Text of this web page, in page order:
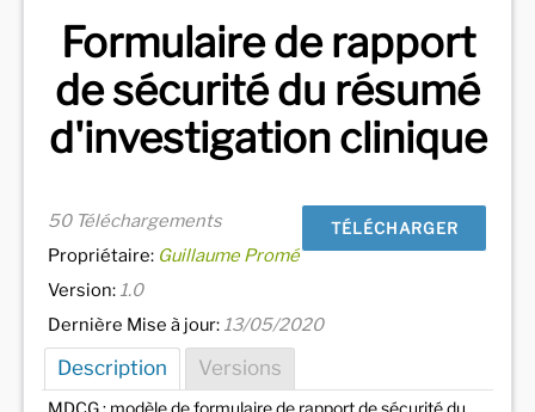
Formulaire de rapport
de sécurité du résumé
d'investigation clinique
TÉLÉCHARGER
50 Téléchargements
Propriétaire: Guillaume Promé
Version: 1.0
Dernière Mise à jour: 13/05/2020
Description Versions
MDCG : modèle de formulaire de rapport de sécurité du